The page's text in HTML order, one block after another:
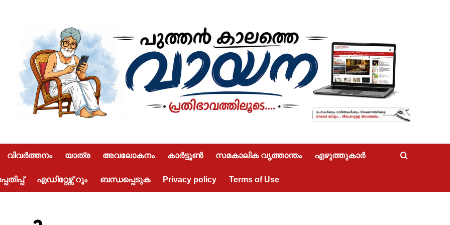
വിവർത്തനം യാത്ര അവലോകനം കാർട്ടൂൺ സമകാലിക വൃത്താന്തം എഴുത്തുകാർ
എഡിറ്റേഴ്സ് റൂം ബന്ധപ്പെടുക Privacy policy Terms of Use